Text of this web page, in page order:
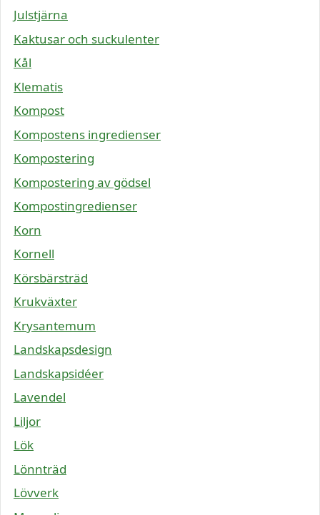
Julstjärna
Kaktusar och suckulenter
Kål
Klematis
Kompost
Kompostens ingredienser
Kompostering
Kompostering av gödsel
Kompostingredienser
Korn
Kornell
Körsbärsträd
Krukväxter
Krysantemum
Landskapsdesign
Landskapsidéer
Lavendel
Liljor
Lök
Lönnträd
Lövverk